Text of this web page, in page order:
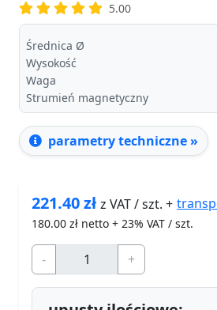
5.00
Średnica Ø
Wysokość
Waga
Strumień magnetyczny
parametry techniczne »
221.40złz VAT / szt. +
180.00 zł netto + 23% VAT / szt.
- +